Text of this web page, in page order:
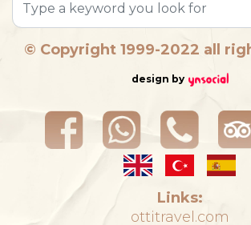
© Copyright 1999-2022 all
design by
Links:
ottitravel.com